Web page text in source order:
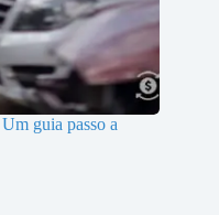
guia passo a